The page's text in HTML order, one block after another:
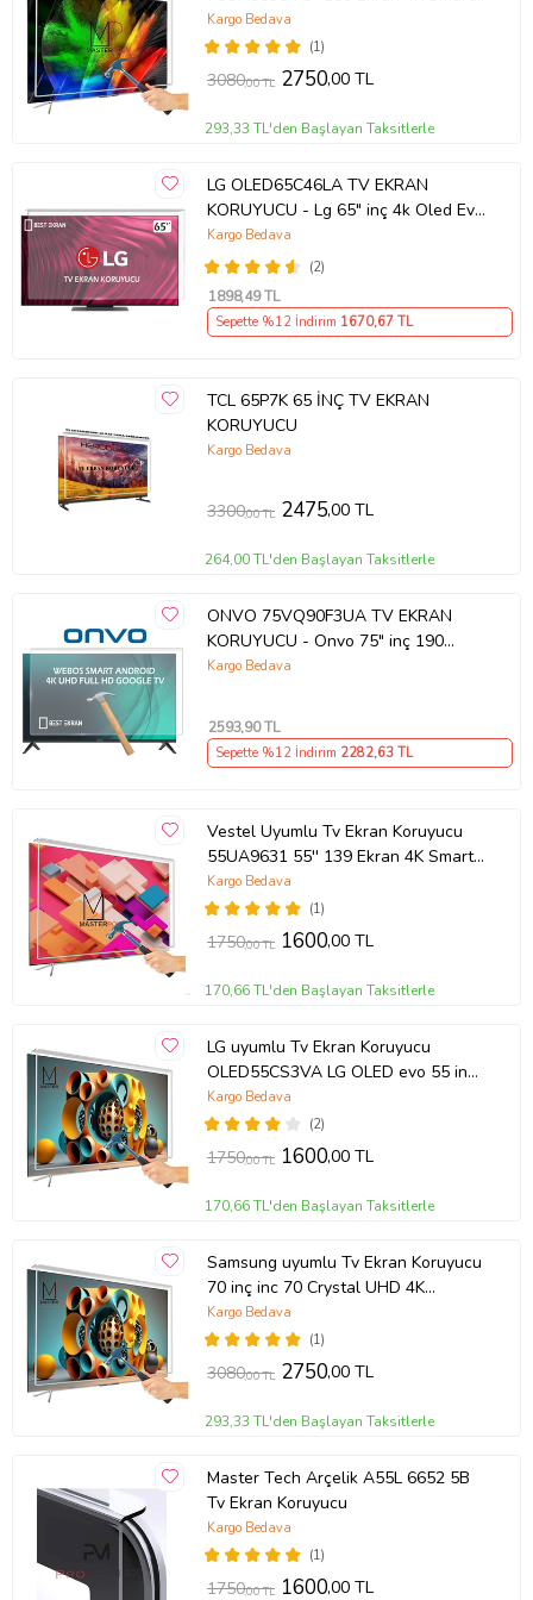
Android TV
(1)
Kargo Bedava
3080,00 TL 2750,00 TL
293,33 TL'den Başlayan Taksitlerle
LG OLED65C46LA TV EKRAN
KORUYUCU - Lg 65" inç 4k Oled Evo
Ekran Koruyucu
(2)
Kargo Bedava
1898,49 TL
Sepette %12 İndirim 1670,67 TL
TCL 65P7K 65 İNÇ TV EKRAN
KORUYUCU
Kargo Bedava
3300,00 TL 2475,00 TL
264,00 TL'den Başlayan Taksitlerle
ONVO 75VQ90F3UA TV EKRAN
KORUYUCU - Onvo 75" inç 190
Ekran QLED Şeffaf Koruma paneli
Kargo Bedava
2593,90 TL
Sepette %12 İndirim 2282,63 TL
Vestel Uyumlu Tv Ekran Koruyucu
55UA9631 55'' 139 Ekran 4K Smart
Android TV
(1)
Kargo Bedava
1750,00 TL 1600,00 TL
170,66 TL'den Başlayan Taksitlerle
LG uyumlu Tv Ekran Koruyucu
OLED55CS3VA LG OLED evo 55 inç
inc CS3 Serisi 4K Smart TV
(2)
Kargo Bedava
1750,00 TL 1600,00 TL
170,66 TL'den Başlayan Taksitlerle
Samsung uyumlu Tv Ekran Koruyucu
70 inç inc 70 Crystal UHD 4K
CU7100 UE70CU7100UXTK
(1)
Kargo Bedava
3080,00 TL 2750,00 TL
293,33 TL'den Başlayan Taksitlerle
Master Tech Arçelik A55L 6652 5B
Tv Ekran Koruyucu
(1)
Kargo Bedava
1750,00 TL 1600,00 TL